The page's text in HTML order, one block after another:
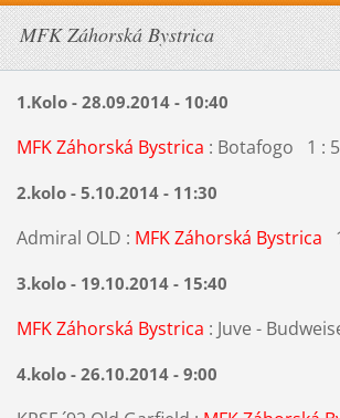
MFK Záhorská Bystrica
1.Kolo - 28.09.2014 - 10:40
MFK Záhorská Bystrica : Botafogo 1 : 5
2.kolo - 5.10.2014 - 11:30
Admiral OLD : MFK Záhorská Bystrica
3.kolo - 19.10.2014 - 15:40
MFK Záhorská Bystrica : Juve -
4.kolo - 26.10.2014 - 9:00